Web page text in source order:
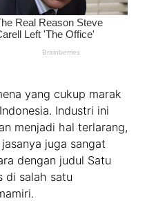
yang cukup marak
Industri ini
menjadi hal terlarang,
juga sangat
dengan judul Satu
di salah satu